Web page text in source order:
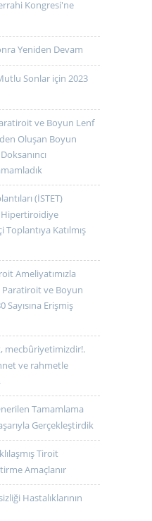
Kongresi'ne
Yeniden Devam
Sonlar için 2023
ve Boyun Lenf
Oluşan Boyun
(İSTET)
Hipertiroidiye
Katılmış
Ameliyatımızla
Paratiroit ve Boyun
Sayısına Erişmiş
mecbûriyetimizdir!.
ve rahmetle
Tamamlama
Gerçekleştirdik
Tiroit
Amaçlanır
Hastalıklarının